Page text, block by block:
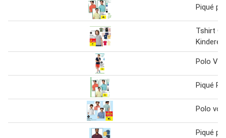
Piqué
Tshirt
Kinderen
Polo
Piqué
Polo
Piqué